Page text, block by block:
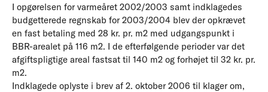
I opgørelsen for varmeåret 2002/2003 samt indklagedes
budgetterede regnskab for 2003/2004 blev der opkrævet
en fast betaling med 28 kr. pr. m2 med udgangspunkt i
BBR-arealet på 116 m2. I de efterfølgende perioder var det
afgiftspligtige areal fastsat til 140 m2 og forhøjet til 32 kr. pr.
m2.
Indklagede oplyste i brev af 2. oktober 2006 til klager om,